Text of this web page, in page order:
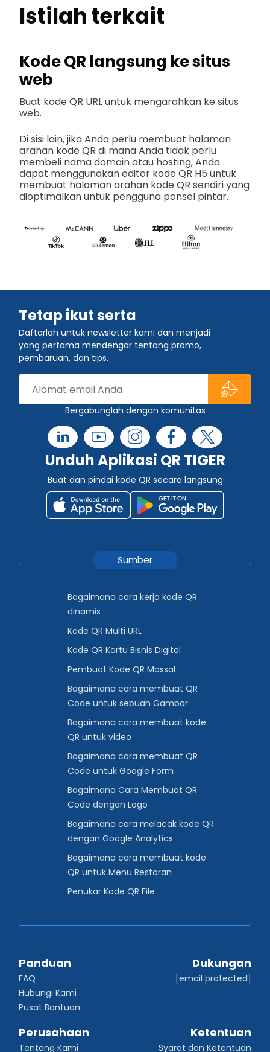
Istilah terkait
Kode QR langsung ke situs
web
Buat kode QR URL untuk mengarahkan ke situs
web.
Di sisi lain, jika Anda perlu membuat halaman
arahan kode QR di mana Anda tidak perlu
membeli nama domain atau hosting, Anda
dapat menggunakan editor kode QR H5 untuk
membuat halaman arahan kode QR sendiri yang
dioptimalkan untuk pengguna ponsel pintar.
Tetap ikut serta
Daftarlah untuk newsletter kami dan menjadi
yang pertama mendengar tentang promo,
pembaruan, dan tips.
Bergabunglah dengan komunitas
Unduh Aplikasi QR TIGER
Buat dan pindai kode QR secara langsung
Sumber
Bagaimana cara kerja kode QR
dinamis
Kode QR Multi URL
Kode QR Kartu Bisnis Digital
Pembuat Kode QR Massal
Bagaimana cara membuat QR
Code untuk sebuah Gambar
Bagaimana cara membuat kode
QR untuk video
Bagaimana cara membuat QR
Code untuk Google Form
Bagaimana Cara Membuat QR
Code dengan Logo
Bagaimana cara melacak kode QR
dengan Google Analytics
Bagaimana cara membuat kode
QR untuk Menu Restoran
Penukar Kode QR File
Panduan
FAQ
Hubungi Kami
Pusat Bantuan
Dukungan
[email protected]
Perusahaan
Tentang Kami
Ketentuan
Syarat dan Ketentuan